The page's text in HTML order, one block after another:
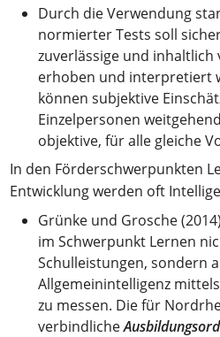
Durch die Verwendung
normierter Tests soll
zuverlässige und inhaltlich
erhoben und interpretiert
können subjektive
Einzelpersonen
objektive, für alle gleiche
In den Förderschwerpunkten
Entwicklung werden oft
Grünke und Grosche
im Schwerpunkt Lernen
Schulleistungen, sondern
Allgemeinintelligenz
zu messen. Die für
verbindliche